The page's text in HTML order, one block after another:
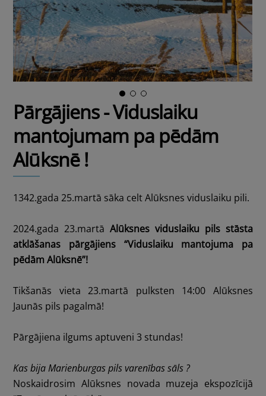
Pārgājiens - Viduslaiku
mantojumam pa pēdām
Alūksnē !
1342.gada 25.martā sāka celt Alūksnes viduslaiku pili.
2024.gada 23.martāAlūksnes viduslaiku pils stāsta
atklāšanas pārgājiens “Viduslaiku mantojuma pa
pēdām Alūksnē”!
Tikšanās vieta 23.martā pulksten 14:00 Alūksnes
Jaunās pils pagalmā!
Pārgājiena ilgums aptuveni 3 stundas!
Kas bija Marienburgas pils varenības sāls ?
Noskaidrosim Alūksnes novada muzeja ekspozīcijā